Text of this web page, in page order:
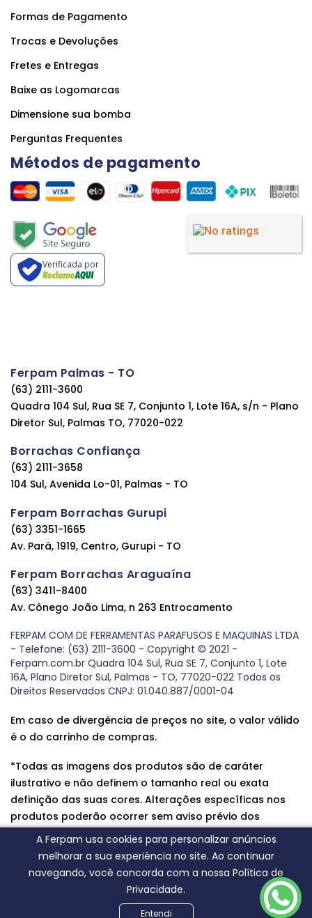
A Ferpam usa cookies para personalizar anúncios
melhorar a sua experiência no site. Ao continuar
navegando, você concorda com a nossa Política de
Privacidade.
Entendi
Formas de Pagamento
Trocas e Devoluções
Fretes e Entregas
Baixe as Logomarcas
Dimensione sua bomba
Perguntas Frequentes
Métodos de pagamento
Verificada por
Ferpam Palmas - TO
(63) 2111-3600
Quadra 104 Sul, Rua SE 7, Conjunto 1, Lote 16A, s/n - Plano
Diretor Sul, Palmas TO, 77020-022
Borrachas Confiança
(63) 2111-3658
104 Sul, Avenida Lo-01, Palmas - TO
Ferpam Borrachas Gurupi
(63) 3351-1665
Av. Pará, 1919, Centro, Gurupi - TO
Ferpam Borrachas Araguaína
(63) 3411-8400
Av. Cônego João Lima, n 263 Entrocamento
FERPAM COM DE FERRAMENTAS PARAFUSOS E MAQUINAS LTDA
- Telefone: (63) 2111-3600 - Copyright © 2021 -
Ferpam.com.br Quadra 104 Sul, Rua SE 7, Conjunto 1, Lote
16A, Plano Diretor Sul, Palmas - TO, 77020-022 Todos os
Direitos Reservados CNPJ: 01.040.887/0001-04
Em caso de divergência de preços no site, o valor válido
é o do carrinho de compras.
*Todas as imagens dos produtos são de caráter
ilustrativo e não definem o tamanho real ou exata
definição das suas cores. Alterações específicas nos
produtos poderão ocorrer sem aviso prévio dos
fornecedores, qualquer dúvida sobre nossos produtos
entre em contato conosco.